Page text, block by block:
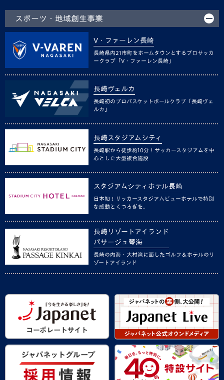
スポーツ・地域創生事業
V・ファーレン長崎
長崎県内21市町をホームタウンとするプロサッカ
ークラブ「V・ファーレン長崎」
長崎ヴェルカ
長崎初のプロバスケットボールクラブ「長崎ヴェ
ルカ」
長崎スタジアムシティ
長崎駅から徒歩約10分！サッカースタジアムを中
心とした大型複合施設
スタジアムシティホテル長崎
日本初！サッカースタジアムビューホテルで特別
な感動とくつろぎを。
長崎リゾートアイランド
パサージュ琴海
長崎の内海・大村湾に面したゴルフ＆ホテルのリ
ゾートアイランド